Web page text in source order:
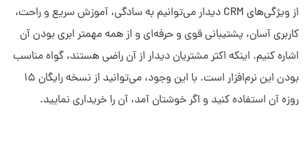
از ویژگی‌های CRM دیدار می‌توانیم به سادگی، آموزش سریع و راحت،
کاربری آسان، پشتیبانی قوی و حرفه‌ای و از همه مهمتر ابری بودن آن
اشاره کنیم. اینکه اکثر مشتریان دیدار از آن راضی هستند، گواه مناسب
بودن این نرم‌افزار است. با این وجود، می‌توانید از نسخه رایگان 15
روزه آن استفاده کنید و اگر خوشتان آمد، آن را خریداری نمایید.